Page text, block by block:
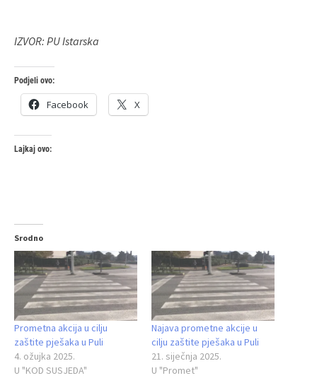
IZVOR: PU Istarska
Podjeli ovo:
Facebook X
Lajkaj ovo:
Srodno
Prometna akcija u cilju
zaštite pješaka u Puli
4. ožujka 2025.
U "KOD SUSJEDA"
Najava prometne akcije u
cilju zaštite pješaka u Puli
21. siječnja 2025.
U "Promet"